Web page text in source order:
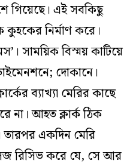
গিয়েছে। এই সবকিছু
কুহকের নির্মাণ করে।
সাময়িক বিস্ময় কাটিয়ে
দোকানে।
ব্যাখ্যা মেরির কাছে
না। আহত ক্লার্ক ঠিক
একদিন মেরি
রিসিভ করে যে, সে আর